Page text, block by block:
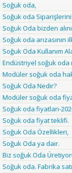
Soğuk oda,
Soğuk oda
Soğuk Oda bizden
Soğuk oda arızasının
Soğuk Oda Kullanım
Endüstriyel soğuk oda
Modüler soğuk oda
Soğuk Oda Nedir?
Modüler soğuk oda
Soğuk oda fiyatları-
Soğuk oda fiyat teklifi.
Soğuk Oda Özellikleri,
Soğuk Oda ya dair.
Biz soğuk Oda
Soğuk oda. Fabrika